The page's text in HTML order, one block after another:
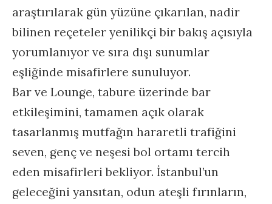
araştırılarak gün yüzüne çıkarılan, nadir
bilinen reçeteler yenilikçi bir bakış açısıyla
yorumlanıyor ve sıra dışı sunumlar
eşliğinde misafirlere sunuluyor.
Bar ve Lounge, tabure üzerinde bar
etkileşimini, tamamen açık olarak
tasarlanmış mutfağın hararetli trafiğini
seven, genç ve neşesi bol ortamı tercih
eden misafirleri bekliyor. İstanbul’un
geleceğini yansıtan, odun ateşli fırınların,